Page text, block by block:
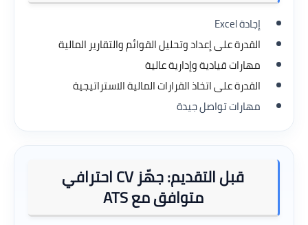
إجادة Excel
القدرة على إعداد وتحليل القوائم والتقارير المالية
مهارات قيادية وإدارية عالية
القدرة على اتخاذ القرارات المالية الاستراتيجية
مهارات تواصل جيدة
قبل التقديم: جهّز CV احترافي
متوافق مع ATS